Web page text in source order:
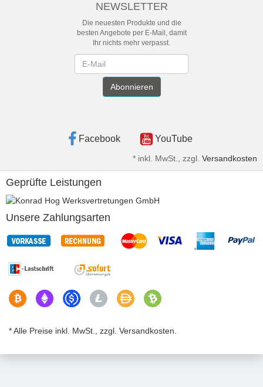
NEWSLETTER
Die neuesten Produkte und die
besten Angebote per E-Mail, damit
Ihr nichts mehr verpasst.
Abonnieren
Facebook YouTube
* inkl. MwSt., zzgl. Versandkosten
Geprüfte Leistungen
Unsere Zahlungsarten
* Alle Preise inkl. MwSt., zzgl. Versandkosten.